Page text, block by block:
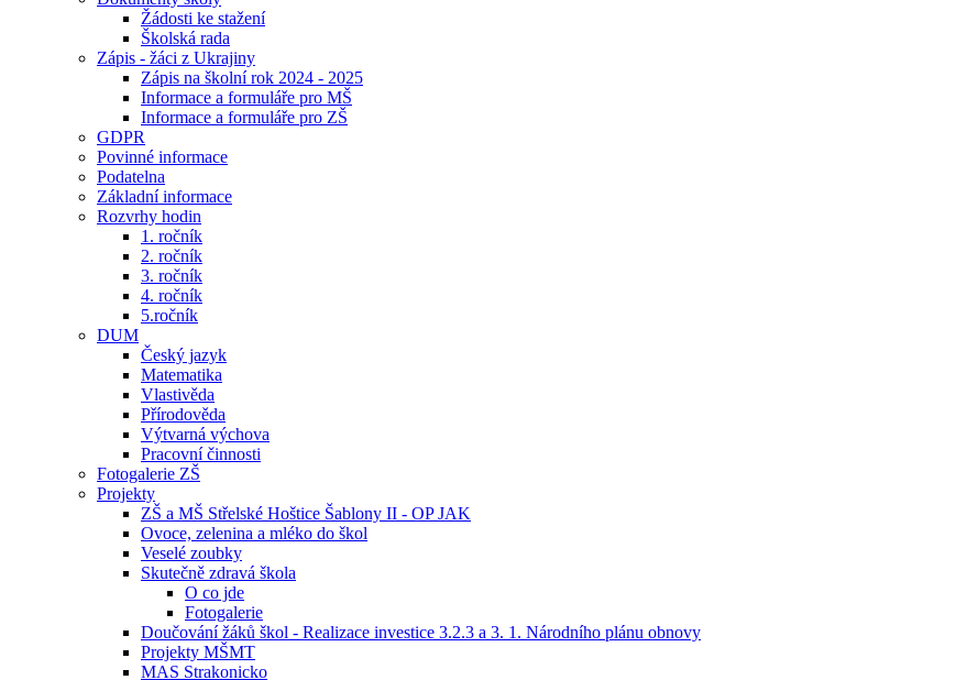
Žádosti ke stažení
Školská rada
Zápis - žáci z Ukrajiny
Zápis na školní rok 2024 - 2025
Informace a formuláře pro MŠ
Informace a formuláře pro ZŠ
GDPR
Povinné informace
Podatelna
Základní informace
Rozvrhy hodin
1. ročník
2. ročník
3. ročník
4. ročník
5.ročník
DUM
Český jazyk
Matematika
Vlastivěda
Přírodověda
Výtvarná výchova
Pracovní činnosti
Fotogalerie ZŠ
Projekty
ZŠ a MŠ Střelské Hoštice Šablony II - OP JAK
Ovoce, zelenina a mléko do škol
Veselé zoubky
Skutečně zdravá škola
O co jde
Fotogalerie
Doučování žáků škol - Realizace investice 3.2.3 a 3. 1. Národního plánu obnovy
Projekty MŠMT
MAS Strakonicko